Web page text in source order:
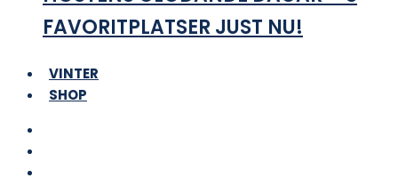
FAVORITPLATSER JUST NU!
VINTER
SHOP